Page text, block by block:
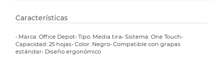
Características
• Marca: Office Depot• Tipo: Media tira• Sistema: One Touch•
Capacidad: 25 hojas• Color: Negro• Compatible con grapas
estándar• Diseño ergonómico